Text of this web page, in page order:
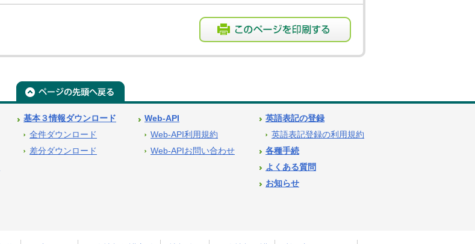
基本３情報ダウンロード
全件ダウンロード
差分ダウンロード
Web-API
Web-API利用規約
Web-APIお問い合わせ
英語表記の登録
英語表記登録の利用規約
各種手続
よくある質問
お知らせ